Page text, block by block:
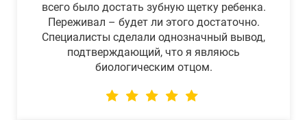
всего было достать зубную щетку ребенка.
Переживал – будет ли этого достаточно.
Специалисты сделали однозначный вывод,
подтверждающий, что я являюсь
биологическим отцом.